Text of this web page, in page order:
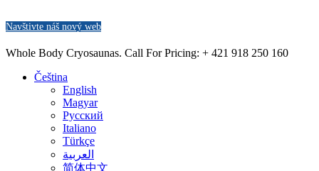
Navštivte náš nový web
Whole Body Cryosaunas. Call For Pricing: + 421 918 250 160
Čeština
English
Magyar
Русский
Italiano
Türkçe
العربية
简体中文